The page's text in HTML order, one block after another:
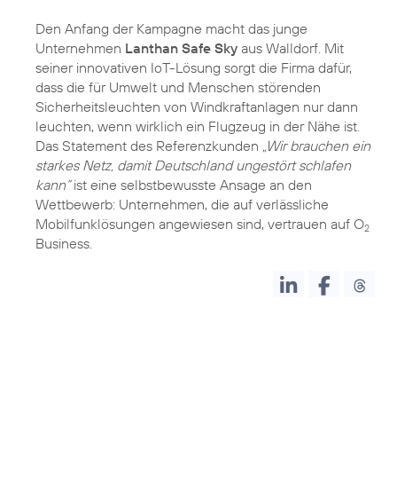
Den Anfang der Kampagne macht das junge
Unternehmen Lanthan Safe Sky aus Walldorf. Mit
seiner innovativen IoT-Lösung sorgt die Firma dafür,
dass die für Umwelt und Menschen störenden
Sicherheitsleuchten von Windkraftanlagen nur dann
leuchten, wenn wirklich ein Flugzeug in der Nähe ist.
Das Statement des Referenzkunden „Wir brauchen ein
starkes Netz, damit Deutschland ungestört schlafen
kann“ist eine selbstbewusste Ansage an den
Wettbewerb: Unternehmen, die auf verlässliche
Mobilfunklösungen angewiesen sind, vertrauen auf O2
Business.